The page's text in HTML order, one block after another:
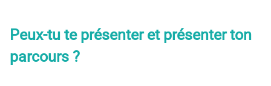
Peux-tu te présenter et présenter ton
parcours ?